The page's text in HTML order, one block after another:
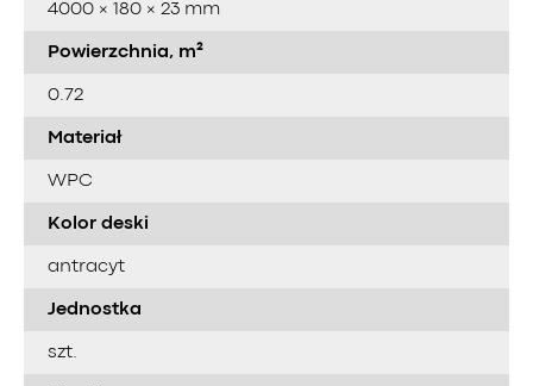
4000 × 180 × 23 mm
Powierzchnia, m²
0.72
Materiał
WPC
Kolor deski
antracyt
Jednostka
szt.